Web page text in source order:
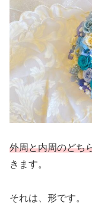
外周と内周のどち
きます。
それは、形です。